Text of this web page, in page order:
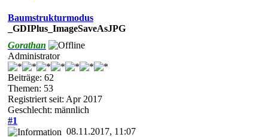
Baumstrukturmodus
_GDIPlus_ImageSaveAsJPG
Gorathan
Administrator
Beiträge: 62
Themen: 53
Registriert seit: Apr 2017
Geschlecht: männlich
#1
08.11.2017, 11:07